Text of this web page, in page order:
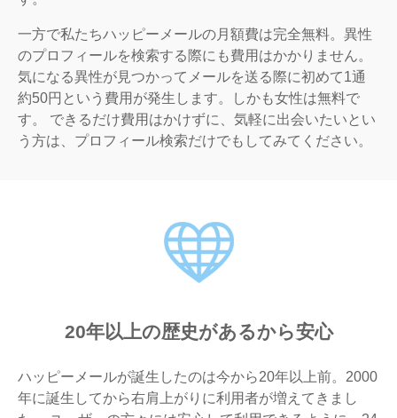
一方で私たちハッピーメールの月額費は完全無料。異性
のプロフィールを検索する際にも費用はかかりません。
気になる異性が見つかってメールを送る際に初めて1通
約50円という費用が発生します。しかも女性は無料で
す。 できるだけ費用はかけずに、気軽に出会いたいとい
う方は、プロフィール検索だけでもしてみてください。
20年以上の歴史があるから安心
ハッピーメールが誕生したのは今から20年以上前。2000
年に誕生してから右肩上がりに利用者が増えてきまし